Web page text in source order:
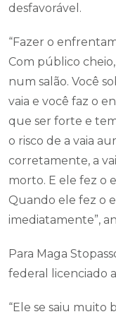
desfavorável.
“Fazer o
Com público
num salão. Você
vaia e você faz o
que ser forte e
o risco de a vaia
corretamente, a
morto. E ele fez o
Quando ele fez o
imediatamente”,
Para Maga
federal licenciado
“Ele se saiu muito